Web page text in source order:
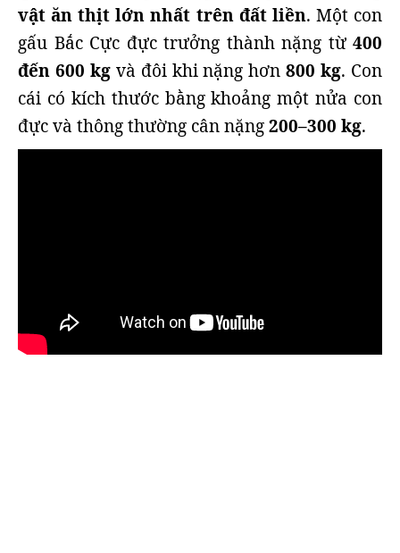
vật ăn thịt lớn nhất trên đất liền. Một con
gấu Bắc Cực đực trưởng thành nặng từ 400
đến 600 kg và đôi khi nặng hơn800 kg. Con
cái có kích thước bằng khoảng một nửa con
đực và thông thường cân nặng200–300 kg.